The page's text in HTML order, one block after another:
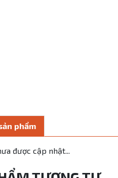
phẩm
được cập nhật...